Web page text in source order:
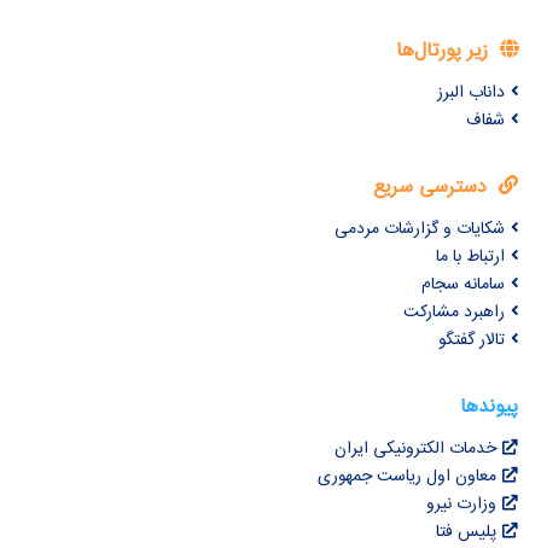
زیر پورتال‌ها
داناب البرز
شفاف
دسترسی سریع
شکایات و گزارشات مردمی
ارتباط با ما
سامانه سجام
راهبرد مشارکت
تالار گفتگو
پیوندها
خدمات الکترونیکی ایران
معاون اول ریاست جمهوری
وزارت نیرو
پلیس فتا